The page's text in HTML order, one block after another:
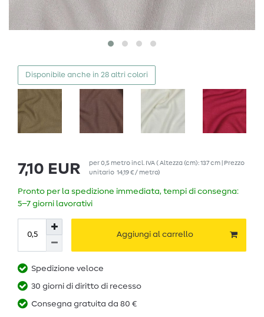
Disponibile anche in 28 altri colori
7,10 EUR per0,5 metroincl. IVA( Altezza (cm): 137 cm | Prezzo
unitario 14,19 € / metro)
Pronto per la spedizione immediata, tempi di consegna:
5–7 giorni lavorativi
Aggiungi al carrello
Spedizione veloce
30 giorni di diritto di recesso
Consegna gratuita da 80 €